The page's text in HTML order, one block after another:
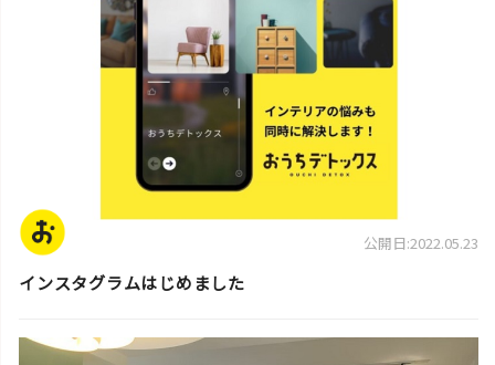
公開日:2022.05.23
インスタグラムはじめました
スタッフ活動日誌